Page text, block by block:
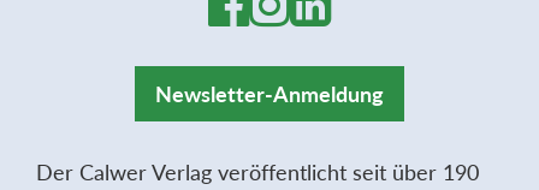
Newsletter-Anmeldung
Der Calwer Verlag veröffentlicht seit über 190